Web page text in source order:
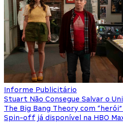
Informe Publicitário
Stuart Não Consegue Salvar o
The Big Bang Theory com
Spin-off já disponível na HBO